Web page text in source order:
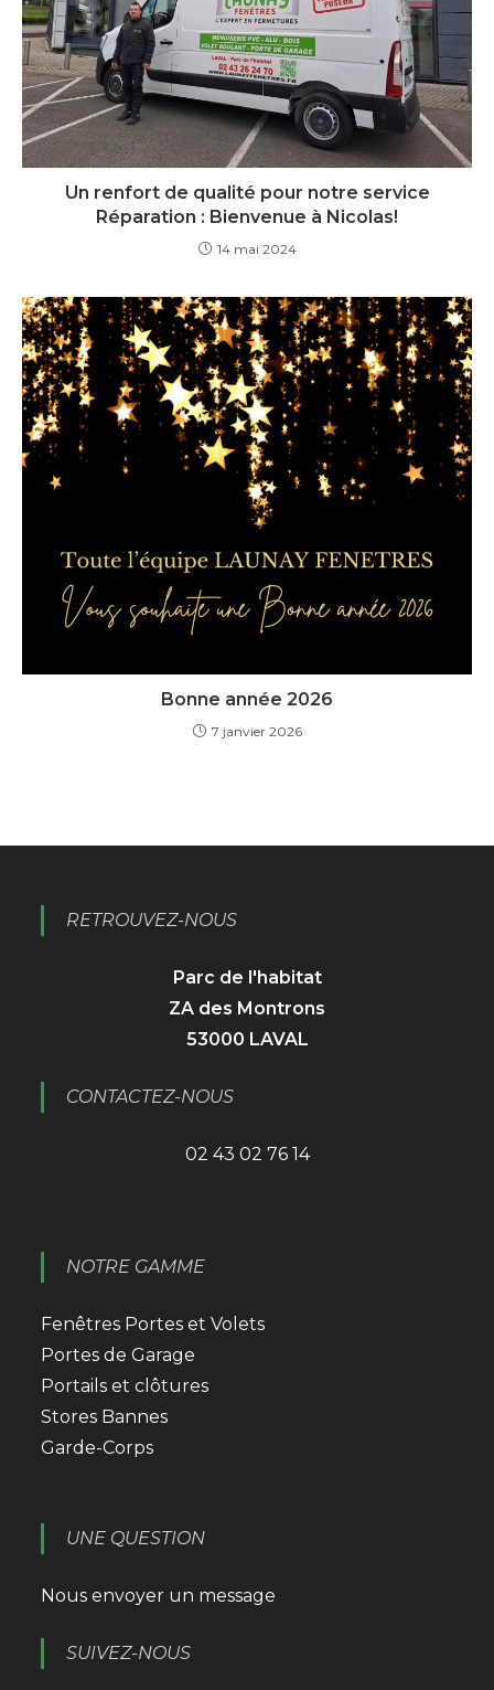
Un renfort de qualité pour notre service
Réparation : Bienvenue à Nicolas!
14 mai 2024
Bonne année 2026
7 janvier 2026
RETROUVEZ-NOUS
Parc de l'habitat
ZA des Montrons
53000 LAVAL
CONTACTEZ-NOUS
02 43 02 76 14
NOTRE GAMME
Fenêtres Portes et Volets
Portes de Garage
Portails et clôtures
Stores Bannes
Garde-Corps
UNE QUESTION
Nous envoyer un message
SUIVEZ-NOUS